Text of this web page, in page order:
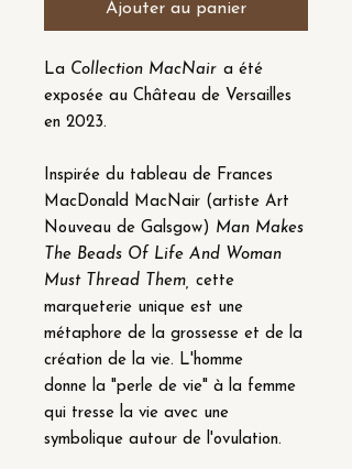
Ajouter au panier
La Collection MacNair a été
exposée au Château de Versailles
en 2023.
Inspirée du tableau de Frances
MacDonald MacNair (artiste Art
Nouveau de Galsgow) Man Makes
The Beads Of Life And Woman
Must Thread Them, cette
marqueterie unique est une
métaphore de la grossesse et de la
création de la vie. L'homme
donne la "perle de vie" à la femme
qui tresse la vie avec une
symbolique autour de l'ovulation.